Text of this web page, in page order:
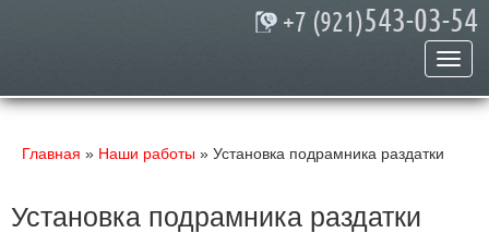
+7 (921)543-03-54
Главная » Наши работы » Установка подрамника раздатки
Установка подрамника раздатки